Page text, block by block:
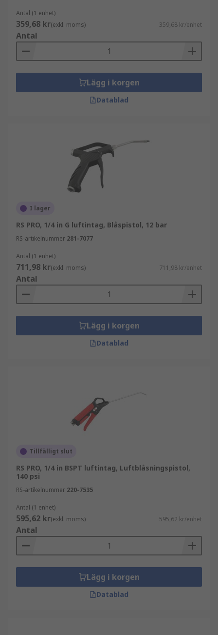
Antal (1 enhet)
359,68 kr(exkl. moms) 359,68 kr/enhet
Antal
Lägg i korgen
Datablad
I lager
RS PRO, 1/4 in G luftintag, Blåspistol, 12 bar
RS-artikelnummer 281-7077
Antal (1 enhet)
711,98 kr(exkl. moms) 711,98 kr/enhet
Antal
Lägg i korgen
Datablad
Tillfälligt slut
RS PRO, 1/4 in BSPT luftintag, Luftblåsningspistol,
140 psi
RS-artikelnummer 220-7535
Antal (1 enhet)
595,62 kr(exkl. moms) 595,62 kr/enhet
Antal
Lägg i korgen
Datablad